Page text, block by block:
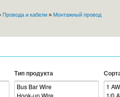
Провода и кабели » Монтажный провод
Тип продукта